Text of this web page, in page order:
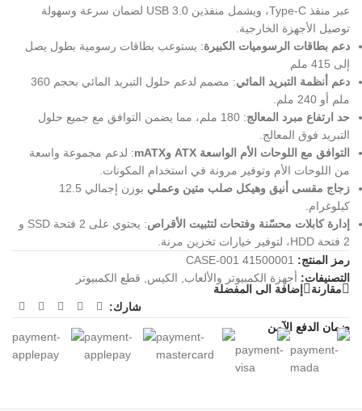
عبر منفذ Type-C، ويشمل منفذين USB 3.0 لضمان سرعة وسهولة
توصيل الأجهزة الخارجية.
دعم بطاقات الرسوميات الكبيرة: يستوعب بطاقات رسومية بطول يصل
إلى 415 ملم
دعم أنظمة التبريد المائي
: مصمم لدعم حلول التبريد المائي بحجم 360
ملم أو 240 ملم.
حد ارتفاع مبرد المعالج
: 180 ملم، مما يضمن التوافق مع جميع حلول
التبريد فوق المعالج.
التوافق مع اللوحات الأم الواسعة ATX وmATX
: لدعم مجموعة واسعة
من اللوحات الأم وتوفير مرونة في استخدام المكونات.
زجاج مقسى أنيق وهيكل صلب متين وعملي
بوزن إجمالي 12.5
كيلوغرام.
إدارة كابلات محسّنة وفتحات لتثبيت الأقراص
: يحتوي على 2 فتحة SSD و
2 فتحة HDD، لتوفير خيارات تخزين مرنة.
رمز المنتج: CASE-001 41500001
التصنيفات: أجهزة الكمبيوتر والألعاب الكيس
قطع الكمبيوتر
مقارنة
إضافة الى المفضلة
شارك:
ضمان الدفع الآمن